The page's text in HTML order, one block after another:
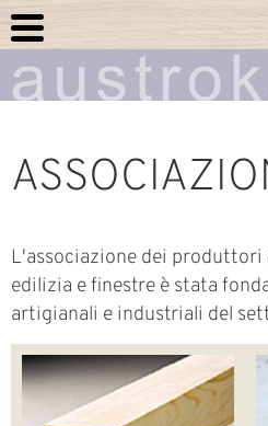
L'associazione dei
edilizia e finestre è stata
artigianali e industriali del